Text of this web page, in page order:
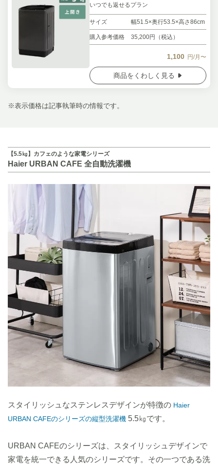
いつでも返せるプラン
サイズ 幅51.5×奥行53.5×高さ86cm
購入参考価格 35,200円（税込）
1,100 円/月〜
商品をくわしく見る
※表示価格は記事執筆時の情報です。
【5.5㎏】カフェのような家電シリーズ
Haier URBAN CAFE 全自動洗濯機
スタイリッシュなステンレスデザインが特徴の Haier
URBAN CAFEのシリーズの縦型洗濯機 5.5㎏です。
URBAN CAFEのシリーズは、スタイリッシュデザインで
家電を統一できる人気のシリーズです。その一つである洗